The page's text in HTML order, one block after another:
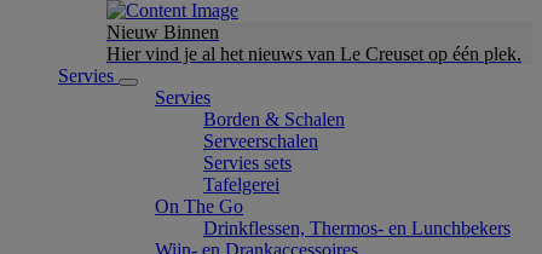
Nieuw Binnen
Hier vind je al het nieuws van Le Creuset op één plek.
Servies
Servies
Borden & Schalen
Serveerschalen
Servies sets
Tafelgerei
On The Go
Drinkflessen, Thermos- en Lunchbekers
Wijn- en Drankaccessoires